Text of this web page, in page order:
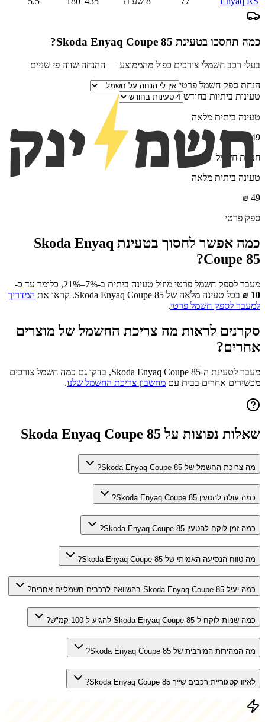
כמה תחסכו בטעינת Skoda Enyaq Coupe 85
?
בעלי רכב חשמלי צורכים כפול מהממוצע — ההנחה שווה פי שניים
הנחת ספק חשמל פרטי
טעינות ביתיות בחודש
טעינה ביתית מלאה
49
₪
חברת חשמל
טעינה ביתית מלאה
49
₪
ספק פרטי
כמה אפשר לחסוך בטעינת Skoda Enyaq
Coupe 85
?
מעבר לספק חשמל פרטי מוזיל טעינה ביתית ב-7%–21%, כלומר עד כ-
10
₪ בכל טעינה מלאה של Skoda Enyaq Coupe 85. קראו את המדריך
למעבר לספק חשמל פרטי.
סקרנים לראות מה צריכת החשמל של מוצרים
אחרים?
מעבר לטעינת ה-Skoda Enyaq Coupe 85, בדקו גם כמה חשמל צורכים
מכשירים אחרים בבית עם מחשבון צריכת החשמל שלנו.
שאלות נפוצות עלSkoda Enyaq Coupe 85
מה צריכת החשמל של Skoda Enyaq Coupe 85?
כמה עולה להטעין Skoda Enyaq Coupe 85?
כמה זמן לוקח להטעין Skoda Enyaq Coupe 85?
מה טווח הנסיעה האמיתי של Skoda Enyaq Coupe 85?
כמה יעיל Skoda Enyaq Coupe 85 בהשוואה לרכבים חשמליים אחרים?
כמה שניות לוקח ל-Skoda Enyaq Coupe 85 להגיע ל-100 קמ"ש?
מה המהירות המירבית של Skoda Enyaq Coupe 85?
לאיזו קטגוריית רכבים שייך Skoda Enyaq Coupe 85?